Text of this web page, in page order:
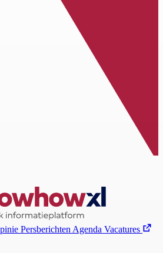
Persberichten Agenda Vacatures